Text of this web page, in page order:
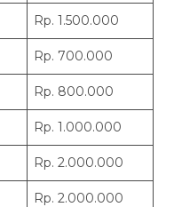
Rp. 1.500.000
Rp. 700.000
Rp. 800.000
Rp. 1.000.000
Rp. 2.000.000
Rp. 2.000.000